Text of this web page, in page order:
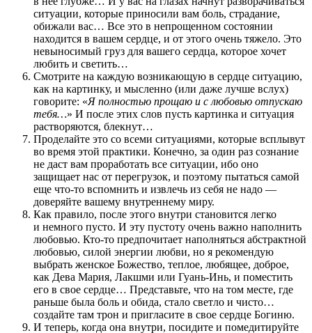
ситуации, которые приносили вам боль, страдание,
обижали вас… Все это в непрощенном состоянии
находится в вашем сердце, и от этого очень тяжело. Это
невыносимый груз для вашего сердца, которое хочет
любить и светить…
Смотрите на каждую возникающую в сердце ситуацию,
как на картинку, и мысленно (или даже лучше вслух)
говорите: «Я полностью прощаю и с любовью отпускаю
тебя…» И после этих слов пусть картинка и ситуация
растворяются, блекнут…
Проделайте это со всеми ситуациями, которые всплывут
во время этой практики. Конечно, за один раз сознание
не даст вам проработать все ситуации, ибо оно
защищает нас от перегрузок, и поэтому пытаться самой
еще что-то вспомнить и извлечь из себя не надо —
доверяйте вашему внутреннему миру.
Как правило, после этого внутри становится легко
и немного пусто. И эту пустоту очень важно наполнить
любовью. Кто-то предпочитает наполняться абстрактной
любовью, силой энергии любви, но я рекомендую
выбрать женское Божество, теплое, любящее, доброе,
как Дева Мария, Лакшми или Гуань-Инь, и поместить
его в свое сердце… Представьте, что на том месте, где
раньше была боль и обида, стало светло и чисто…
создайте там трон и пригласите в свое сердце Богиню.
И теперь, когда она внутри, посидите и помедитируйте